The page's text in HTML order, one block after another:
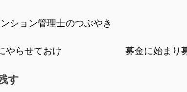
ション管理士のつぶやき
やらせておけ 募金に始まり
す